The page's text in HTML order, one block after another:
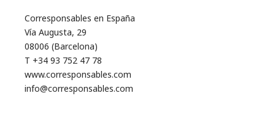
Corresponsables en España
Vía Augusta, 29
08006 (Barcelona)
T +34 93 752 47 78
www.corresponsables.com
info@corresponsables.com